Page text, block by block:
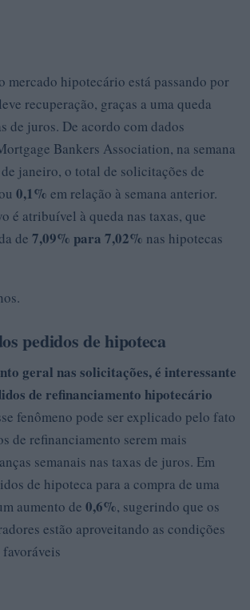
mercado hipotecário está passando por
recuperação, graças a uma queda
de juros. De acordo com dados
Bankers Association, na semana
janeiro, o total de solicitações de
0,1% em relação à semana anterior.
é atribuível à queda nas taxas, que
de 7,09% para 7,02% nas hipotecas
pedidos de hipoteca
geral nas solicitações, é interessante
de refinanciamento hipotecário
fenômeno pode ser explicado pelo fato
de refinanciamento serem mais
semanais nas taxas de juros. Em
de hipoteca para a compra de uma
aumento de 0,6%, sugerindo que os
estão aproveitando as condições